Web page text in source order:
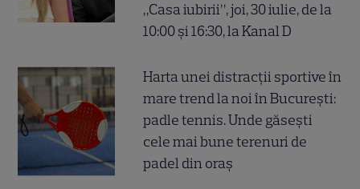
„Casa iubirii”, joi, 30 iulie, de la
10:00 și 16:30, la Kanal D
Harta unei distracții sportive în
mare trend la noi în București:
padle tennis. Unde găsești
cele mai bune terenuri de
padel din oraș